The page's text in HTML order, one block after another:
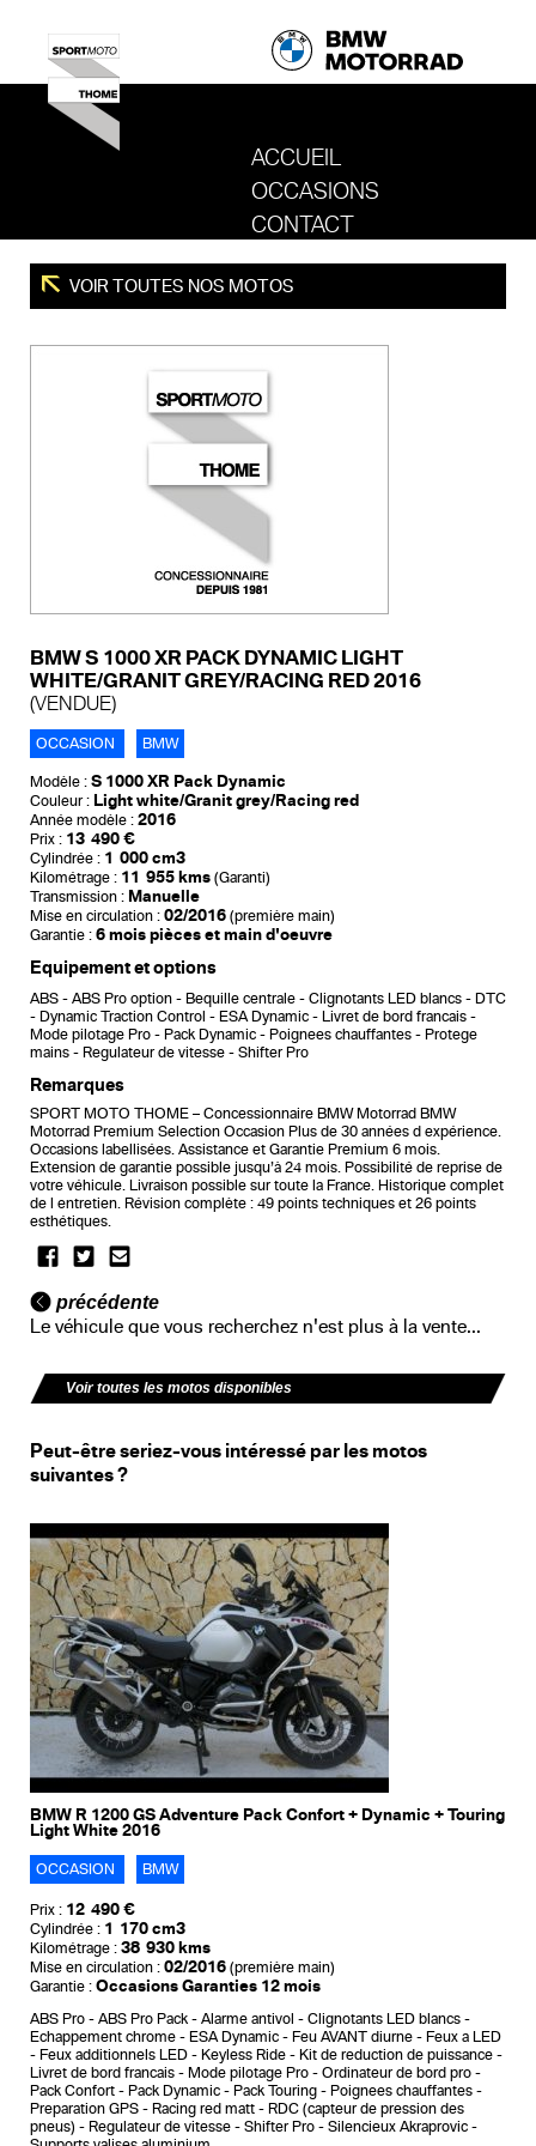
ACCUEIL
REVENIR AU SITE DE SPORT MOTO
OCCASIONS
CONTACT
VOIR TOUTES NOS MOTOS
BMW S 1000 XR PACK DYNAMIC LIGHT
WHITE/GRANIT GREY/RACING RED 2016
(VENDUE)
OCCASION BMW
Modèle : S 1000 XR Pack Dynamic
Couleur : Light white/Granit grey/Racing red
Année modèle : 2016
Prix : 13 490 €
Cylindrée : 1 000 cm3
Kilométrage : 11 955 kms (Garanti)
Transmission : Manuelle
Mise en circulation : 02/2016 (première main)
Garantie : 6 mois pièces et main d'oeuvre
Equipement et options
ABS ABS Pro option Bequille centrale Clignotants LED blancs
DTC
- Dynamic Traction Control
ESA Dynamic
Livret de bord francais
Mode pilotage Pro
Pack Dynamic Poignees chauffantes
Protege
mains
Regulateur de vitesse Shifter Pro
Remarques
SPORT MOTO THOME – Concessionnaire BMW Motorrad BMW
Motorrad Premium Selection Occasion Plus de 30 années d expérience.
Occasions labellisées. Assistance et Garantie Premium 6 mois.
Extension de garantie possible jusqu’à 24 mois. Possibilité de reprise de
votre véhicule. Livraison possible sur toute la France. Historique complet
de l entretien. Révision complète : 49 points techniques et 26 points
esthétiques.
précédente
Le véhicule que vous recherchez n'est plus à la vente...
Voir toutes les motos disponibles
Peut-être seriez-vous intéressé par les motos
suivantes ?
BMW R 1200 GS Adventure Pack Confort + Dynamic + Touring
Light White 2016
OCCASION BMW
Prix : 12 490 €
Cylindrée : 1 170 cm3
Kilométrage : 38 930 kms
Mise en circulation : 02/2016 (première main)
Garantie : Occasions Garanties 12 mois
ABS Pro ABS Pro Pack Alarme antivol
Clignotants LED blancs
Echappement chrome
ESA Dynamic Feu AVANT diurne
Feux a LED
Feux additionnels LED
Keyless Ride
Kit de reduction de puissance
Livret de bord francais
Mode pilotage Pro
Ordinateur de bord pro
Pack Confort
Pack Dynamic Pack Touring
Poignees chauffantes
Preparation GPS
Racing red matt
RDC (capteur de pression des
pneus)
Regulateur de vitesse Shifter Pro
Silencieux Akraprovic